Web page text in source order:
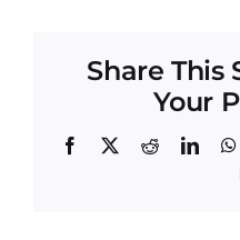
Share This
Your
Facebook
X Reddit